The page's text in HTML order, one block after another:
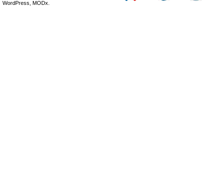
WordPress, MODx.